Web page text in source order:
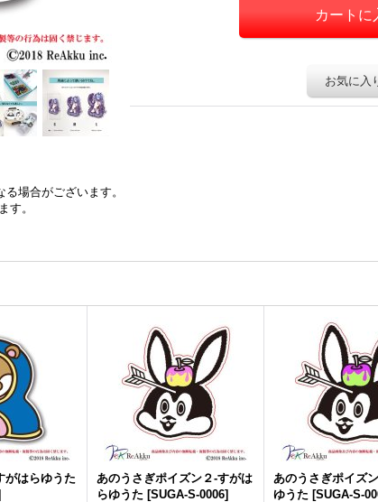
お気に入
場合がございます。
す。
がはらゆうた
あのうさぎポイズン２-すがは
らゆうた [SUGA-S-0006]
あのうさぎポイズ
ゆうた [SUGA-S-